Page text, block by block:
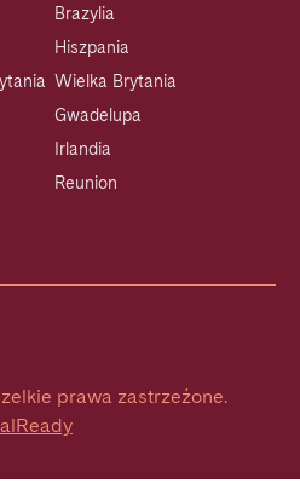
Brazylia
Hiszpania
Wielka Brytania
Gwadelupa
Irlandia
Reunion
prawa zastrzeżone.